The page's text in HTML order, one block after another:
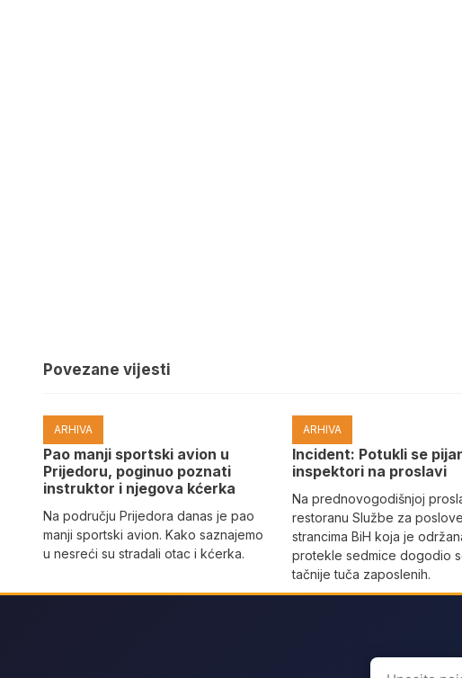
Povezane vijesti
ARHIVA
Pao manji sportski avion u
Prijedoru, poginuo poznati
instruktor i njegova kćerka
Na području Prijedora danas je pao
manji sportski avion. Kako saznajemo
u nesreći su stradali otac i kćerka.
ARHIVA
Incident: Potukli se
inspektori na proslavi
Na prednovogodišnjoj
restoranu Službe za
strancima BiH koja je
protekle sedmice dogodio
tačnije tuča zaposlenih.
Search